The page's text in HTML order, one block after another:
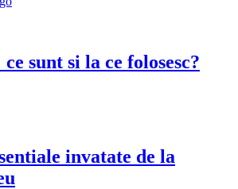
sunt si la ce folosesc?
invatate de la